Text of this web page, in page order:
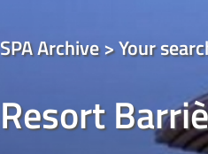
SPA Archive > Your
Resort